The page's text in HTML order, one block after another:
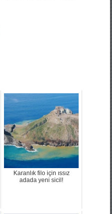
Karanlık filo için ıssız
adada yeni sicil!